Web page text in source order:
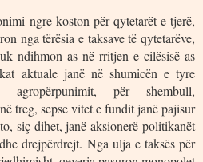
ngre koston për qytetarët e tjerë,
nga tërësia e taksave të qytetarëve,
ndihmon as në rritjen e cilësisë as
aktuale janë në shumicën e tyre
për shembull,
treg, sepse vitet e fundit janë pajisur
siç dihet, janë aksionerë politikanët
drejpërdrejt. Nga ulja e taksës për